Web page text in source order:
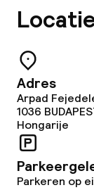
Bar
Eet- en
Lunch à
Diner à
Adres
Arpad
1036
Hongarije
Parkeren op